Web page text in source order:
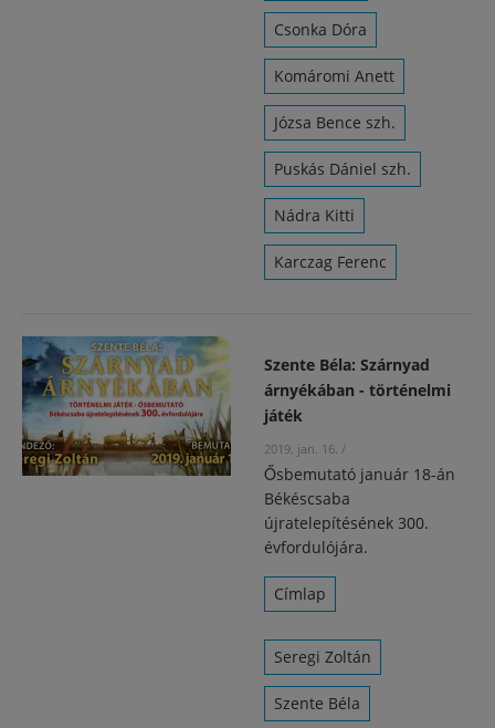
Csonka Dóra
Komáromi Anett
Józsa Bence szh.
Puskás Dániel szh.
Nádra Kitti
Karczag Ferenc
Szente Béla: Szárnyad
árnyékában - történelmi
játék
2019. jan. 16. /
Ősbemutató január 18-án
Békéscsaba
újratelepítésének 300.
évfordulójára.
Címlap
Seregi Zoltán
Szente Béla